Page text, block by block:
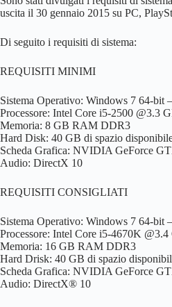
uscita il 30 gennaio 2015 su PC,
Di seguito i requisiti di sistema:
REQUISITI MINIMI
Sistema Operativo: Windows 7 64-
Processore: Intel Core i5-2500 @3.3
Memoria: 8 GB RAM DDR3
Hard Disk: 40 GB di spazio
Scheda Grafica: NVIDIA GeForce
Audio: DirectX 10
REQUISITI CONSIGLIATI
Sistema Operativo: Windows 7 64-
Processore: Intel Core i5-4670K
Memoria: 16 GB RAM DDR3
Hard Drisk: 40 GB di spazio
Scheda Grafica: NVIDIA GeForce
Audio: DirectX® 10